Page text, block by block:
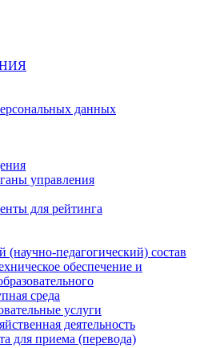
данных
управления
для рейтинга
(научно-педагогический) состав
обеспечение и
среда
услуги
деятельность
для приема (перевода)